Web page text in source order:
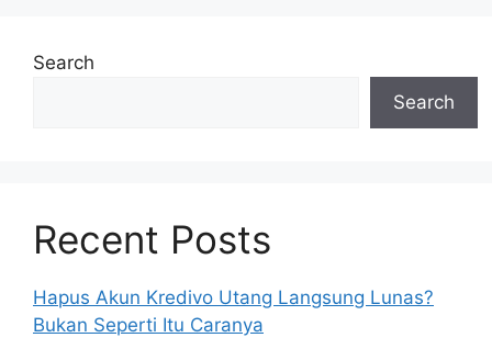
Search
Search
Recent Posts
Hapus Akun Kredivo Utang Langsung Lunas?
Bukan Seperti Itu Caranya